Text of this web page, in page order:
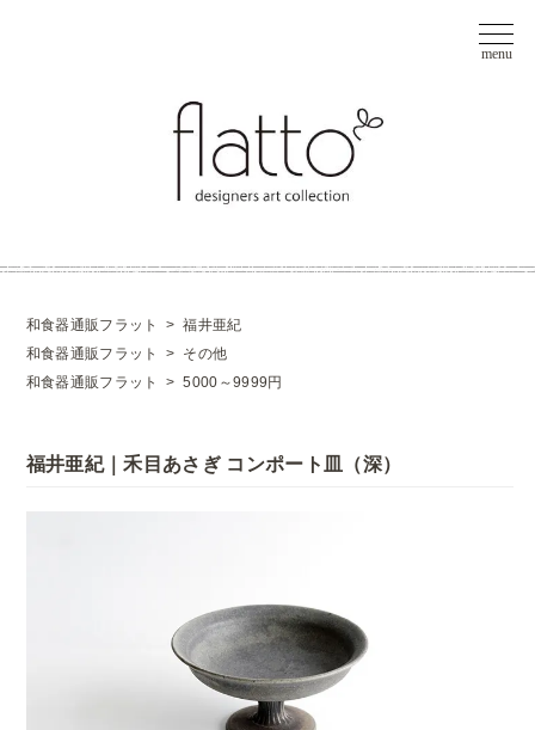
和食器通販フラット >福井亜紀
和食器通販フラット
> その他
和食器通販フラット
>5000～9999円
福井亜紀｜禾目あさぎ コンポート皿（深）